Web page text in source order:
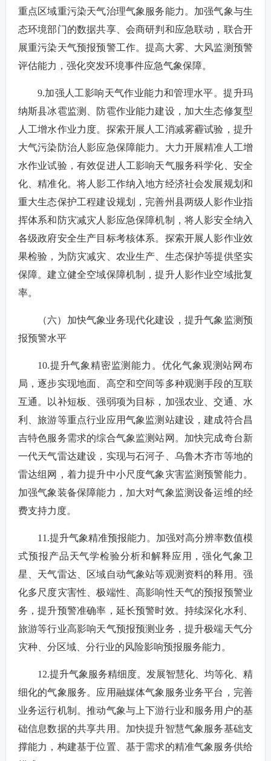
重点区域重污染天气治理气象服务能力。加强气象与生
态环境部门的数据共享、会商研判和应急联动，联合开
展重污染天气预报预警工作。提高大雾、大风监测预警
评估能力，强化突发环境事件应急气象保障。
9.加强人工影响天气作业能力和管理水平。提升玛
纳斯县冰雹监测、防雹作业能力建设，加大生态修复型
人工增水作业力度。探索开展人工消减雾霾试验，提升
大气污染防治人影应急保障能力。大力开展精准人工增
水作业试验，有效促进人工影响天气服务科学化、安全
化、精准化。将人影工作纳入地方经济社会发展规划和
重大生态保护工程建设规划，完善州县两级人影作业指
挥体系和防灾减灾人影应急保障机制，将人影安全纳入
各级政府安全生产目标考核体系。探索开展人影作业效
果检验，为防灾减灾、农业生产、生态保护等提供坚实
保障。建立健全空域保障机制，提升人影作业空域批复
率。
（六）加快气象业务现代化建设，提升气象监测预
报预警水平
10.提升气象精密监测能力。优化气象观测站网布
局，逐步实现地面、高空和空间等多种观测手段的互联
互通。以补短板、强弱项为目标，加强农业、交通、水
利、旅游等重点行业应用气象监测站建设，建成符合昌
吉特色服务需求的综合气象监测站网。加快完成奇台新
一代天气雷达建设，实现与石河子、乌鲁木齐市等地的
雷达组网，着力提升中小尺度气象灾害监测预警能力。
加强气象装备保障能力，加大对气象监测设备运维的经
费支持力度。
11.提升气象精准预报能力。加强对高分辨率数值模
式预报产品天气学检验分析和解释应用，强化气象卫
星、天气雷达、区域自动气象站等观测资料的释用。强
化多尺度灾害性、极端性、高影响性天气的预报预警业
务，提升预警准确率，延长预警时效。持续深化水利、
旅游等行业高影响天气预报预测业务，提升极端天气分
灾种、分区域、分行业的风险影响预报服务能力。
12.提升气象服务精细度。发展智慧化、均等化、精
细化的气象服务。应用融媒体气象服务业务平台，完善
业务运行机制。推动气象与上下游行业和服务用户的基
础信息数据的共享共用。加快提升智慧气象服务基础支
撑能力，构建基于位置、基于需求的精准气象服务供给